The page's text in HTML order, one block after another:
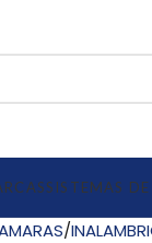
SISTEMAS